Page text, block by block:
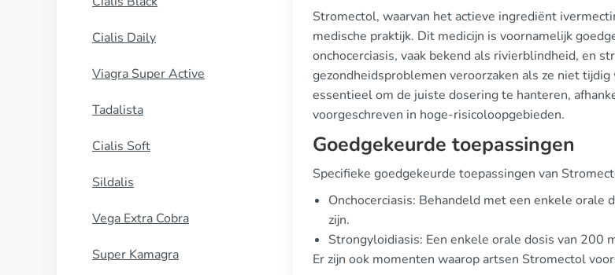
Cialis Daily
Viagra Super Active
Tadalista
Cialis Soft
Sildalis
Vega Extra Cobra
Super Kamagra
Stromectol, waarvan het actieve ingrediënt
medische praktijk. Dit medicijn is voornamelijk
onchocerciasis, vaak bekend als rivierblindheid, en
gezondheidsproblemen veroorzaken als ze niet
essentieel om de juiste dosering te hanteren,
voorgeschreven in hoge-risicoloopgebieden.
Goedgekeurde toepassingen
Specifieke goedgekeurde toepassingen van
Onchocerciasis: Behandeld met een enkele
zijn.
Strongyloidiasis: Een enkele orale dosis van 200
Er zijn ook momenten waarop artsen Stromectol